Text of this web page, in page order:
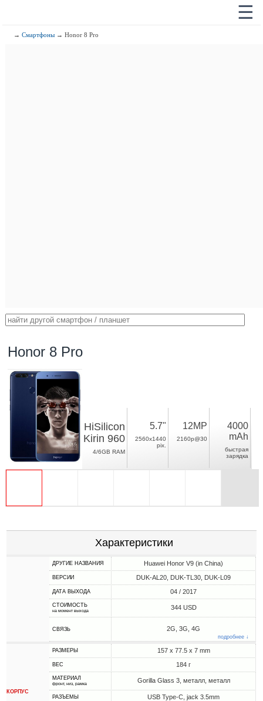
☰
→Смартфоны → Honor 8 Pro
Honor 8 Pro
HiSilicon
Kirin 960
4/6GB RAM
5.7"
2560x1440
pix.
12MP
2160p@30
4000
mAh
быстрая
зарядка
Характеристики
ДРУГИЕ НАЗВАНИЯ Huawei Honor V9 (in China)
ВЕРСИИ DUK-AL20, DUK-TL30, DUK-L09
ДАТА ВЫХОДА 04 / 2017
СТОИМОСТЬ
на момент выхода 344 USD
СВЯЗЬ 2G, 3G, 4G
подробнее ↓
КОРПУС
РАЗМЕРЫ 157 x 77.5 x 7 mm
ВЕС 184 г
МАТЕРИАЛ
фронт, низ, рамка Gorilla Glass 3, металл, металл
РАЗЪЕМЫ USB Type-C, jack 3.5mm